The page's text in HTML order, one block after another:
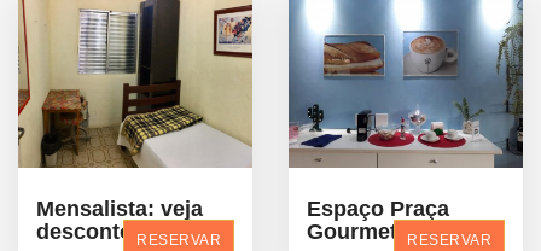
Mensalista: veja
desconto
RESERVAR
Espaço Praça
Gourmet
RESERVAR